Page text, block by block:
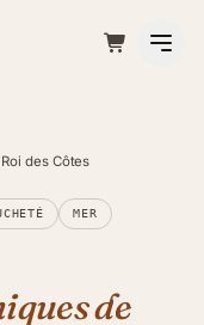
des Côtes
MER
de